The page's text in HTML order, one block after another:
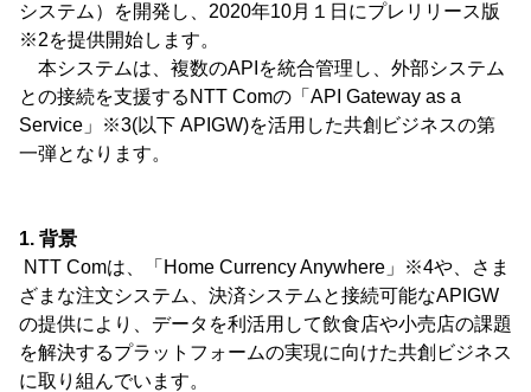
システム）を開発し、2020年10月１日にプレリリース版
※2を提供開始します。
本システムは、複数のAPIを統合管理し、外部システム
との接続を支援するNTT Comの「API Gateway as a
Service」※3(以下 APIGW)を活用した共創ビジネスの第
一弾となります。
1. 背景
NTT Comは、「Home Currency Anywhere」※4や、さま
ざまな注文システム、決済システムと接続可能なAPIGW
の提供により、データを利活用して飲食店や小売店の課題
を解決するプラットフォームの実現に向けた共創ビジネス
に取り組んでいます。